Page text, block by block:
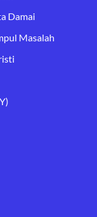
Damai
Masalah